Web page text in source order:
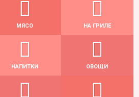
МЯСО НА ГРИЛЕ
НАПИТКИ ОВОЩИ